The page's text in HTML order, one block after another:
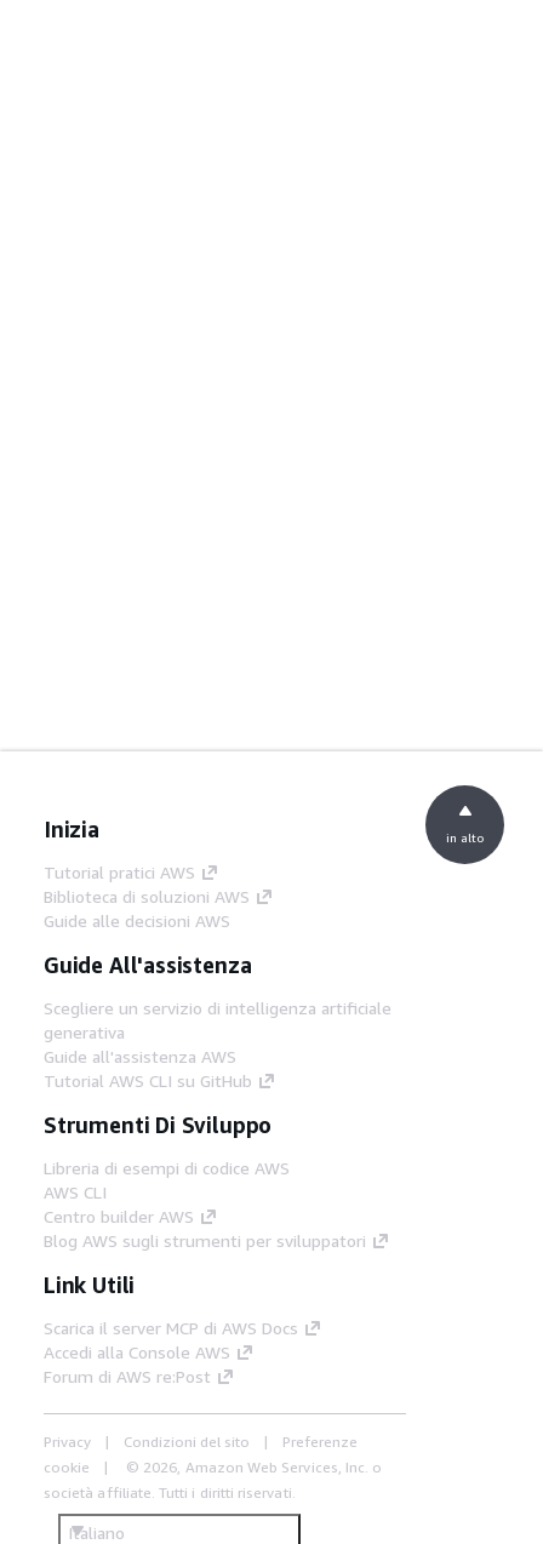
Inizia
Tutorial pratici AWS
Biblioteca di soluzioni AWS
Guide alle decisioni AWS
Guide All'assistenza
Scegliere un servizio di intelligenza artificiale
generativa
Guide all'assistenza AWS
Tutorial AWS CLI su GitHub
Strumenti Di Sviluppo
Libreria di esempi di codice AWS
AWS CLI
Centro builder AWS
Blog AWS sugli strumenti per sviluppatori
Link Utili
Scarica il server MCP di AWS Docs
Accedi alla Console AWS
Forum di AWS re:Post
Privacy Condizioni del sito
Preferenze
cookie
© 2026, Amazon Web Services, Inc. o
società affiliate. Tutti i diritti riservati.
Italiano
in alto